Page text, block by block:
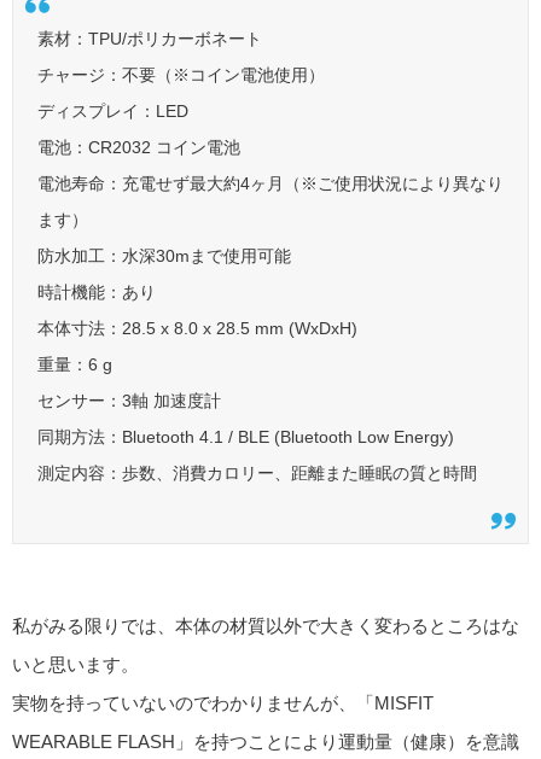
素材：TPU/ポリカーボネート
チャージ：不要（※コイン電池使用）
ディスプレイ：LED
電池：CR2032 コイン電池
電池寿命：充電せず最大約4ヶ月（※ご使用状況により異なり
ます）
防水加工：水深30mまで使用可能
時計機能：あり
本体寸法：28.5 x 8.0 x 28.5 mm (WxDxH)
重量：6 g
センサー：3軸 加速度計
同期方法：Bluetooth 4.1 / BLE (Bluetooth Low Energy)
測定内容：歩数、消費カロリー、距離また睡眠の質と時間
私がみる限りでは、本体の材質以外で大きく変わるところはな
いと思います。
実物を持っていないのでわかりませんが、「MISFIT
WEARABLE FLASH」を持つことにより運動量（健康）を意識